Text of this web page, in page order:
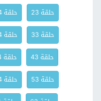
حلقة 23
حلقة 24
حلقة 33
حلقة 34
حلقة 43
حلقة 44
حلقة 53
حلقة 54